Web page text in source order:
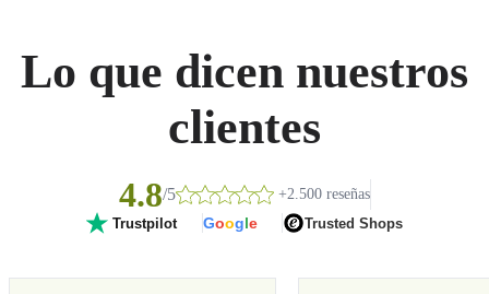
Lo que dicen nuestros
clientes
4.8/5 +2.500 reseñas
Trustpilot Google Trusted Shops